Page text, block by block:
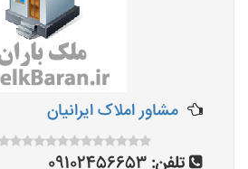
مشاور املاک ایرانیان
تلفن: 09102456653